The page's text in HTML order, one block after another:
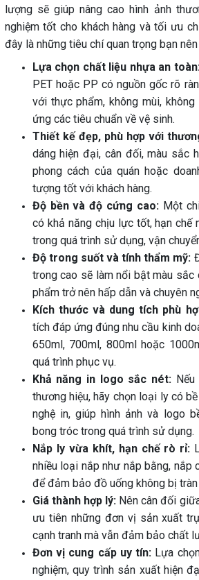
lượng sẽ giúp nâng cao hình ảnh
nghiệm tốt cho khách hàng và tối ưu
đây là những tiêu chí quan trọng bạn
Lựa chọn chất liệu nhựa an
PET hoặc PP có nguồn gốc rõ
với thực phẩm, không mùi,
ứng các tiêu chuẩn về vệ sinh.
Thiết kế đẹp, phù hợp với
dáng hiện đại, cân đối, màu sắc
phong cách của quán hoặc
tượng tốt với khách hàng.
Độ bền và độ cứng cao: Một
có khả năng chịu lực tốt, hạn chế
trong quá trình sử dụng, vận
Độ trong suốt và tính thẩm mỹ:
trong cao sẽ làm nổi bật màu sắc
phẩm trở nên hấp dẫn và chuyên
Kích thước và dung tích phù
tích đáp ứng đúng nhu cầu kinh
650ml, 700ml, 800ml hoặc
quá trình phục vụ.
Khả năng in logo sắc nét:
thương hiệu, hãy chọn loại ly có
nghệ in, giúp hình ảnh và logo
bong tróc trong quá trình sử dụng.
Nắp ly vừa khít, hạn chế rò rỉ:
nhiều loại nắp như nắp bằng, nắp
để đảm bảo đồ uống không bị tràn
Giá thành hợp lý: Nên cân đối
ưu tiên những đơn vị sản xuất
cạnh tranh mà vẫn đảm bảo chất
Đơn vị cung cấp uy tín: Lựa
nghiệm, quy trình sản xuất hiện